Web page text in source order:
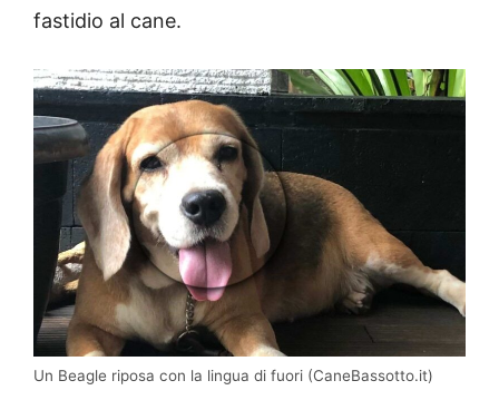
fastidio al cane.
Un Beagle riposa con la lingua di fuori (CaneBassotto.it)